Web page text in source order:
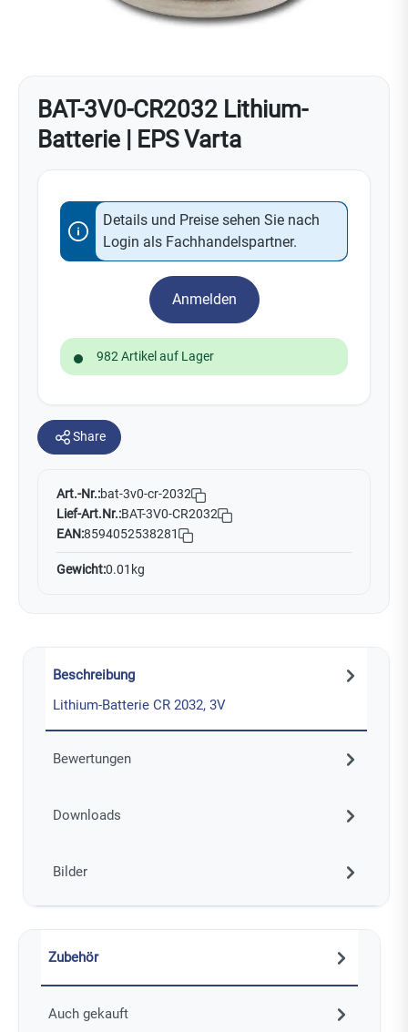
BAT-3V0-CR2032 Lithium-
Batterie | EPS Varta
Details und Preise sehen Sie nach
Login als Fachhandelspartner.
Anmelden
982 Artikel auf Lager
Share
Art.-Nr.:bat-3v0-cr-2032
Lief-Art.Nr.:BAT-3V0-CR2032
EAN:8594052538281
Gewicht:0.01kg
Beschreibung
Lithium-Batterie CR 2032, 3V
Bewertungen
Downloads
Bilder
Zubehör
Auch gekauft